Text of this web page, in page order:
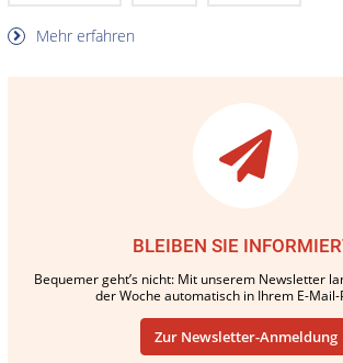
Mehr erfahren
BLEIBEN SIE
Bequemer geht’s nicht: Mit unserem Newsletter
der Woche automatisch in Ihrem E-Mail-
Zur Newsletter-Anmeldung